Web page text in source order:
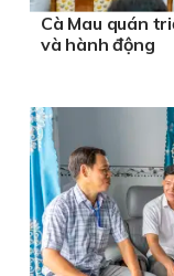
Cà Mau quán
và hành động